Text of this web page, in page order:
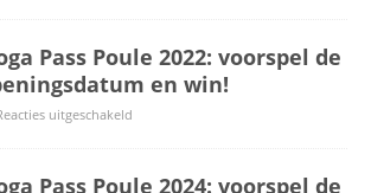
Pass Poule 2022: voorspel de
en win!
uitgeschakeld
Pass Poule 2024: voorspel de